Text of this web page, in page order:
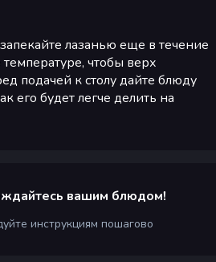
лазанью еще в течение
чтобы верх
подачей к столу дайте блюду
его будет легче делить на
вашим блюдом!
инструкциям пошагово